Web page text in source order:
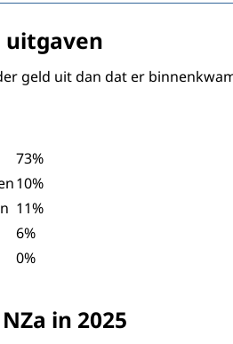
van toezichthouders,
maken, ondersteunen we
basis voor gerichte
richting passende
lasten en betere
gezondheidswinst binnen
de VG7 prestatie te splitsen in
geld uit dan dat er
73%
10%
11%
6%
0%
in 2025